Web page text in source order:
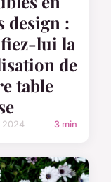
design :
lui la
de
table
2024 3 min